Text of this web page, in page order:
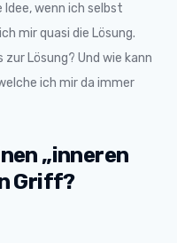
wenn ich selbst
mir quasi die Lösung.
Lösung? Und wie kann
ich mir da immer
„inneren
Griff?